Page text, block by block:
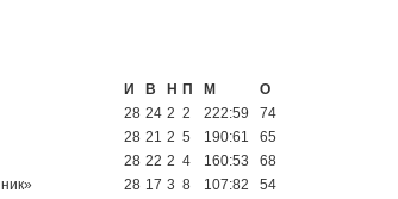
И В Н П М
О
28 24 2 2 222:59
74
28 21 2 5 190:61
65
28 22 2 4 160:53
68
28 17 3 8 107:82
54